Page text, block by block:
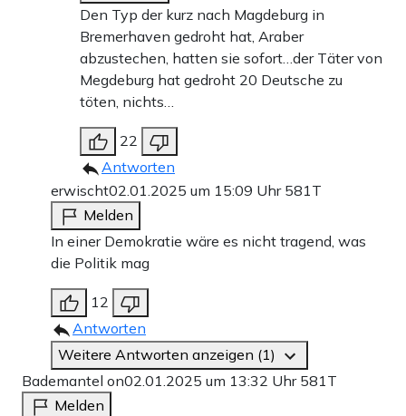
Den Typ der kurz nach Magdeburg in
Bremerhaven gedroht hat, Araber
abzustechen, hatten sie sofort…der Täter von
Megdeburg hat gedroht 20 Deutsche zu
töten, nichts…
22
Antworten
erwischt02.01.2025 um 15:09 Uhr 581T
Melden
In einer Demokratie wäre es nicht tragend, was
die Politik mag
12
Antworten
Weitere Antworten anzeigen (1)
Bademantel on02.01.2025 um 13:32 Uhr 581T
Melden